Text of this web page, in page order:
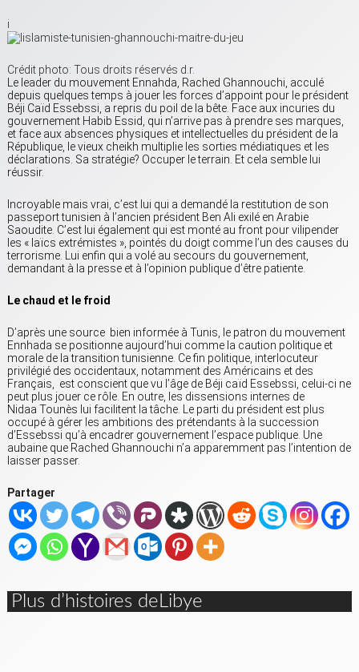
i
Crédit photo: Tous droits réservés d.r.
Le leader du mouvement Ennahda, Rached Ghannouchi, acculé
depuis quelques temps à jouer les forces d’appoint pour le président
Béji Caïd Essebssi, a repris du poil de la bête. Face aux incuries du
gouvernement Habib Essid, qui n’arrive pas à prendre ses marques,
et face aux absences physiques et intellectuelles du président de la
République, le vieux cheikh multiplie les sorties médiatiques et les
déclarations. Sa stratégie? Occuper le terrain. Et cela semble lui
réussir.
Incroyable mais vrai, c’est lui qui a demandé la restitution de son
passeport tunisien à l’ancien président Ben Ali exilé en Arabie
Saoudite. C’est lui également qui est monté au front pour vilipender
les « laïcs extrémistes », pointés du doigt comme l’un des causes du
terrorisme. Lui enfin qui a volé au secours du gouvernement,
demandant à la presse et à l’opinion publique d’être patiente.
Le chaud et le froid
D’après une source bien informée à Tunis, le patron du mouvement
Ennhada se positionne aujourd’hui comme la caution politique et
morale de la transition tunisienne. Ce fin politique, interlocuteur
privilégié des occidentaux, notamment des Américains et des
Français, est conscient que vu l’âge de Béji caïd Essebssi, celui-ci ne
peut plus jouer ce rôle. En outre, les dissensions internes de
Nidaa Tounès lui facilitent la tâche. Le parti du président est plus
occupé à gérer les ambitions des prétendants à la succession
d’Essebssi qu’à encadrer gouvernement l’espace publique. Une
aubaine que Rached Ghannouchi n’a apparemment pas l’intention de
laisser passer.
Partager
Plus d’histoires deLibye